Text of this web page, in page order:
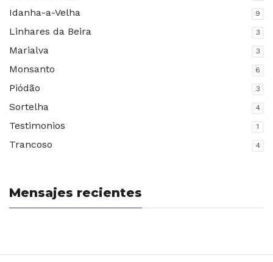
Idanha-a-Velha 9
Linhares da Beira 3
Marialva 3
Monsanto 6
Piódão 3
Sortelha 4
Testimonios 1
Trancoso 4
Mensajes recientes